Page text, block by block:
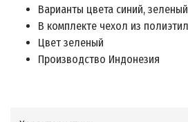
Варианты цвета синий,
В комплекте чехол из
Цвет зеленый
Производство Индонезия